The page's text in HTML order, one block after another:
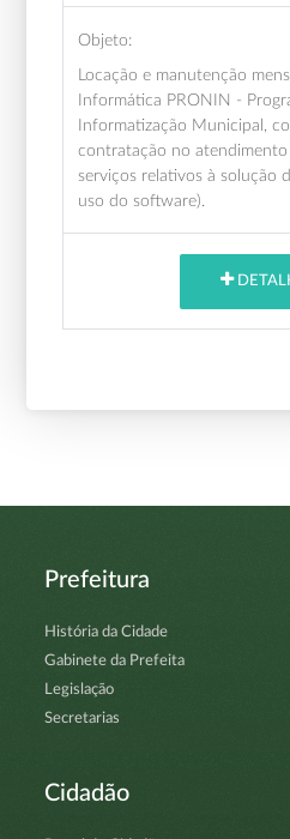
Objeto:
Locação e manutenção
Informática PRONIN -
Informatização Municipal,
contratação no
serviços relativos à solução
uso do software).
Prefeitura
História da Cidade
Gabinete da Prefeita
Legislação
Secretarias
Cidadão